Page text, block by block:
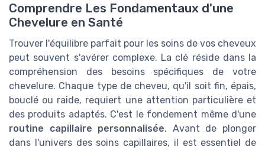
Comprendre Les Fondamentaux d'une
Chevelure en Santé
Trouver l'équilibre parfait pour les soins de vos cheveux
peut souvent s'avérer complexe. La clé réside dans la
compréhension des besoins spécifiques de votre
chevelure. Chaque type de cheveu, qu'il soit fin, épais,
bouclé ou raide, requiert une attention particulière et
des produits adaptés. C'est le fondement même d'une
routine capillaire personnalisée. Avant de plonger
dans l'univers des soins capillaires, il est essentiel de